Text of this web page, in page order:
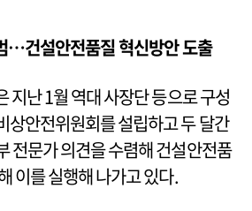
…건설안전품질 혁신방안 도출
지난 1월 역대 사장단 등으로 구성
상안전위원회를 설립하고 두 달간
전문가 의견을 수렴해 건설안전품
이를 실행해 나가고 있다.